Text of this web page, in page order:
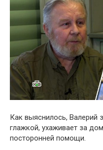
Как выяснилось, Валерий
глажкой, ухаживает за
посторонней помощи.